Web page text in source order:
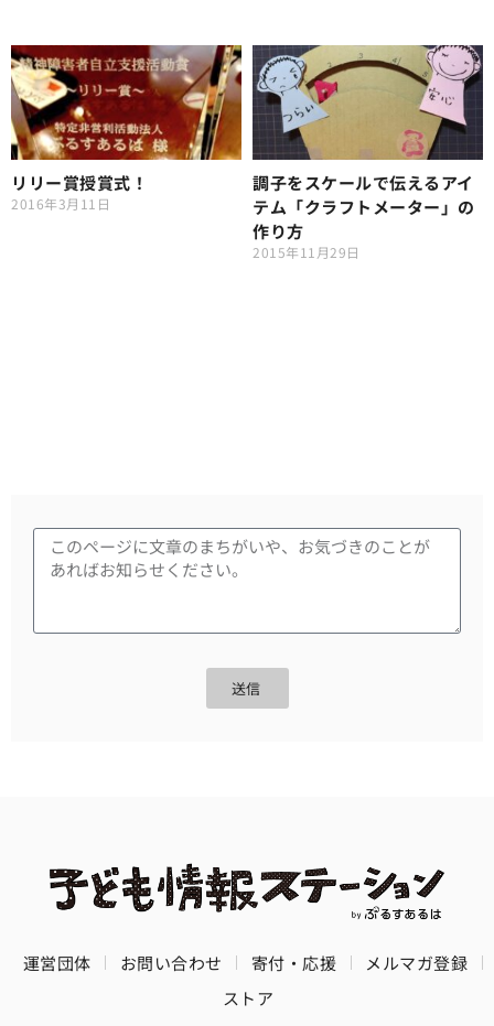
リリー賞授賞式！
2016年3月11日
調子をスケールで伝えるアイ
テム「クラフトメーター」の
作り方
2015年11月29日
送信
運営団体 お問い合わせ 寄付・応援
メルマガ登録
ストア